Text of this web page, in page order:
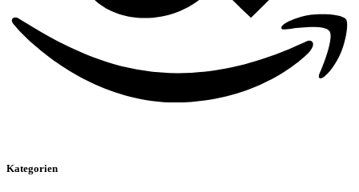
Kategorien